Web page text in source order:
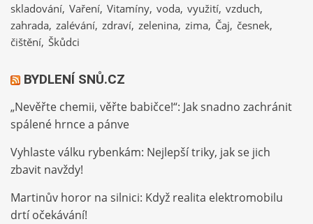
skladování Vaření Vitamíny voda využití vzduch
zahrada zalévání zdraví zelenina zima Čaj česnek
čištění Škůdci
BYDLENÍ SNŮ.CZ
„Nevěřte chemii, věřte babičce!“: Jak snadno zachránit
spálené hrnce a pánve
Vyhlaste válku rybenkám: Nejlepší triky, jak se jich
zbavit navždy!
Martinův horor na silnici: Když realita elektromobilu
drtí očekávání!